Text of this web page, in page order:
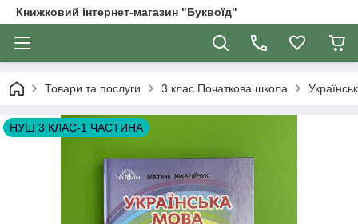
Книжковий інтернет-магазин "Буквоїд"
Товари та послуги 3 клас Початкова школа
НУШ 3 КЛАС-1 ЧАСТИНА